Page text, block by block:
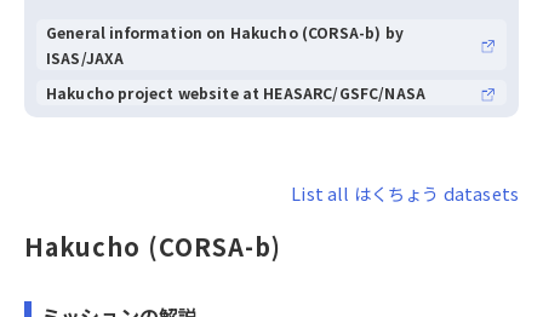
General information on Hakucho (CORSA-b) by
ISAS/JAXA
Hakucho project website at HEASARC/GSFC/NASA
List all はくちょう datasets
Hakucho (CORSA-b)